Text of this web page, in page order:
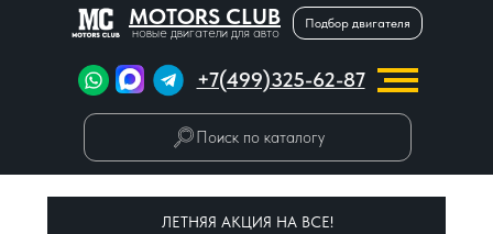
MOTORS CLUB
новые двигатели для авто
Подбор двигателя
+7(499)325-62-87
Поиск по каталогу
ЛЕТНЯЯ АКЦИЯ НА ВСЕ!